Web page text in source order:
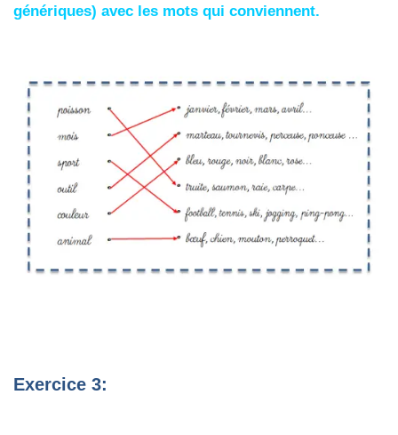
génériques) avec les mots qui conviennent.
Exercice 3: